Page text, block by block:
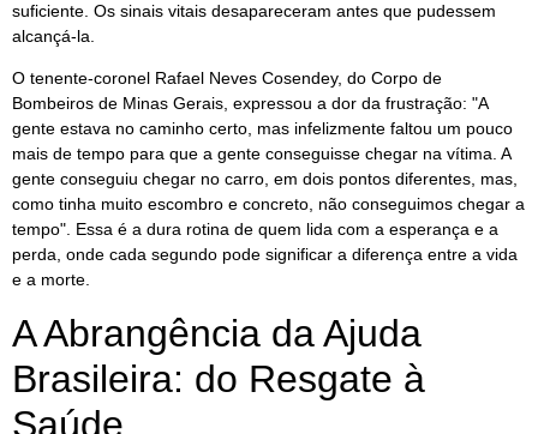
suficiente. Os sinais vitais desapareceram antes que pudessem
alcançá-la.
O tenente-coronel Rafael Neves Cosendey, do Corpo de
Bombeiros de Minas Gerais, expressou a dor da frustração: "A
gente estava no caminho certo, mas infelizmente faltou um pouco
mais de tempo para que a gente conseguisse chegar na vítima. A
gente conseguiu chegar no carro, em dois pontos diferentes, mas,
como tinha muito escombro e concreto, não conseguimos chegar a
tempo". Essa é a dura rotina de quem lida com a esperança e a
perda, onde cada segundo pode significar a diferença entre a vida
e a morte.
A Abrangência da Ajuda
Brasileira: do Resgate à
Saúde